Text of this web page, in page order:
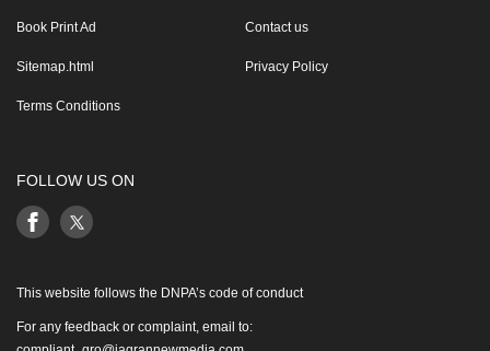
Book Print Ad Contact us
Sitemap.html Privacy Policy
Terms Conditions
FOLLOW US ON
This website follows the DNPA’s code of conduct
For any feedback or complaint, email to: